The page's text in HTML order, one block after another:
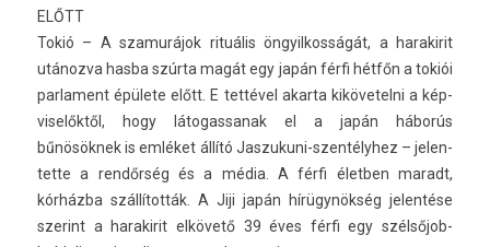
ELŐTT
Tokió – A szamurájok rituális öngyil­kosságát, a harakirit
utánozva hasba szúrta magát egy japán férfi hétfőn a tokiói
par­la­ment épülete előtt. E tettével akar­ta kikövetel­ni a kép­
viselők­től, hogy látogas­sanak el a japán háborús
bűnösöknek is emléket állító Jaszukuni-szentélyhez – jelen­
tette a rendőrség és a média. A férfi életb­en maradt,
kórházba szállították. A Jiji japán hírügynökség jelen­tése
szerint a harakirit elkövető 39 éves férfi egy szél­sőjob­